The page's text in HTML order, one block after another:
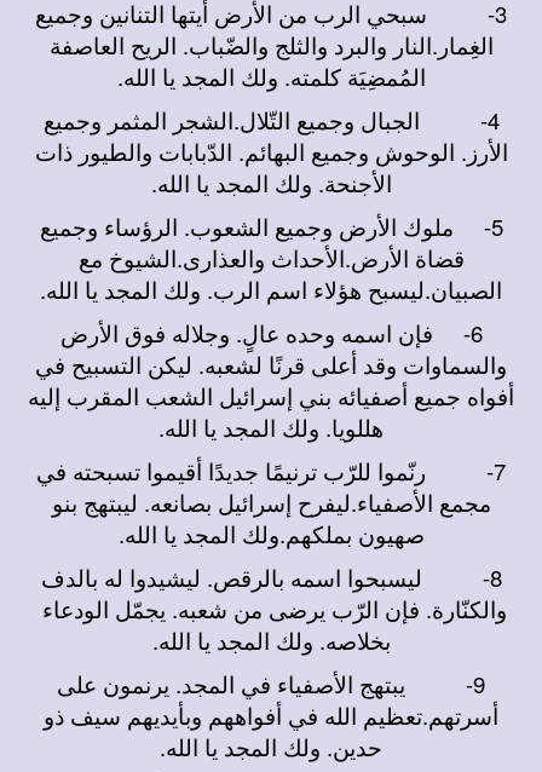
3-
سبحي الرب من الأرض أيتها التنانين وجميع
الغِمار.النار والبرد والثلج والضّباب. الريح العاصفة
المُمضِيَة كلمته. ولك المجد يا الله.
4-
الجبال وجميع التّلال.الشجر المثمر وجميع
الأرز. الوحوش وجميع البهائم. الدّبابات والطيور ذات
الأجنحة. ولك المجد يا الله.
5-
ملوك الأرض وجميع الشعوب. الرؤساء وجميع
قضاة الأرض.الأحداث والعذارى.الشيوخ مع
الصبيان.ليسبح هؤلاء اسم الرب. ولك المجد يا الله.
6-
فإن اسمه وحده عالٍ. وجلاله فوق الأرض
والسماوات وقد أعلى قرنًا لشعبه. ليكن التسبيح في
أفواه جميع أصفيائه بني إسرائيل الشعب المقرب إليه
هللويا. ولك المجد يا الله.
7-
رنّموا للرّب ترنيمًا جديدًا أقيموا تسبحته في
مجمع الأصفياء.ليفرح إسرائيل بصانعه. ليبتهج بنو
صهيون بملكهم.ولك المجد يا الله.
8-
ليسبحوا اسمه بالرقص. ليشيدوا له بالدف
والكنّارة. فإن الرّب يرضى من شعبه. يجمّل الودعاء
بخلاصه. ولك المجد يا الله.
9-
يبتهج الأصفياء في المجد. يرنمون على
أسرتهم.تعظيم الله في أفواههم وبأيديهم سيف ذو
حدين. ولك المجد يا الله.